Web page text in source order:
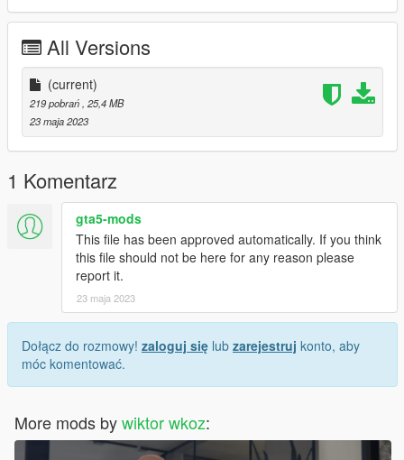
All Versions
(current)
219 pobrań, 25,4 MB
23 maja 2023
1 Komentarz
gta5-mods
This file has been approved automatically. If you think
this file should not be here for any reason please
report it.
23 maja 2023
Dołącz do rozmowy! zaloguj się lub zarejestruj konto, aby
móc komentować.
More mods bywiktor wkoz: